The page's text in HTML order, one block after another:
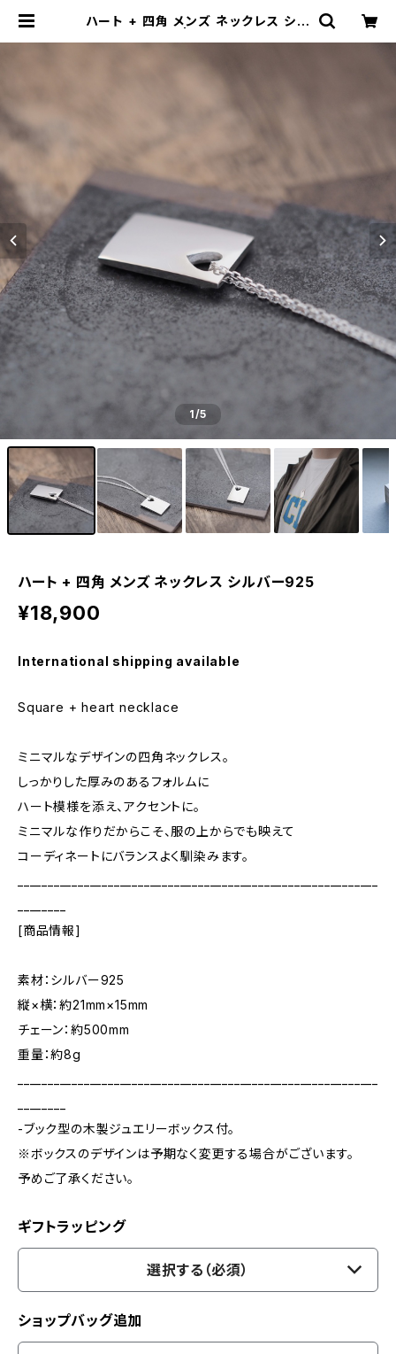
ハート + 四角 メンズ ネックレス シル
1/5
ハート + 四角 メンズ ネックレス シルバー925
¥18,900
International shipping available
Square + heart necklace
ミニマルなデザインの四角ネックレス。
しっかりした厚みのあるフォルムに
ハート模様を添え、アクセントに。
ミニマルな作りだからこそ、服の上からでも映えて
コーディネートにバランスよく馴染みます。
[商品情報]
素材：シルバー925
縦×横：約21mm×15mm
チェーン：約500mm
重量：約8g
-ブック型の木製ジュエリーボックス付。
※ボックスのデザインは予期なく変更する場合がございます。
予めご了承ください。
ギフトラッピング
選択する（必須）
ショップバッグ追加